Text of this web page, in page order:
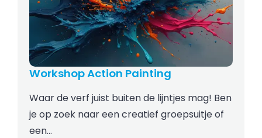
Workshop Action Painting
Waar de verf juist buiten de lijntjes mag! Ben
je op zoek naar een creatief groepsuitje of
een…